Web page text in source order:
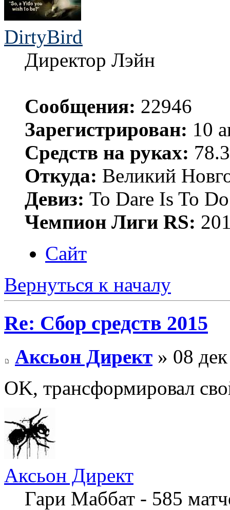
DirtyBird
Директор Лэйн
Сообщения: 22946
Зарегистрирован: 10
Средств на руках:
Откуда: Великий
Девиз: To Dare Is To Do
Чемпион Лиги RS:
Сайт
Вернуться к началу
Re: Сбор средств 2015
Аксьон Директ » 08
OK, трансформировал
Аксьон Директ
Гари Маббат - 585